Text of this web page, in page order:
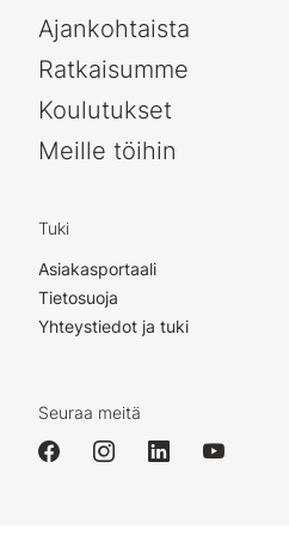
Ajankohtaista
Ratkaisumme
Koulutukset
Meille töihin
Tuki
Asiakasportaali
Tietosuoja
Yhteystiedot ja tuki
Seuraa meitä